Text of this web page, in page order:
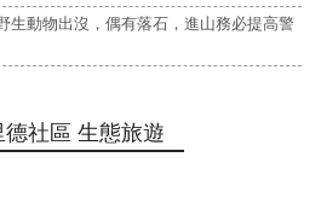
生動物出沒，偶有落石，進山務必提高警
德社區 生態旅遊